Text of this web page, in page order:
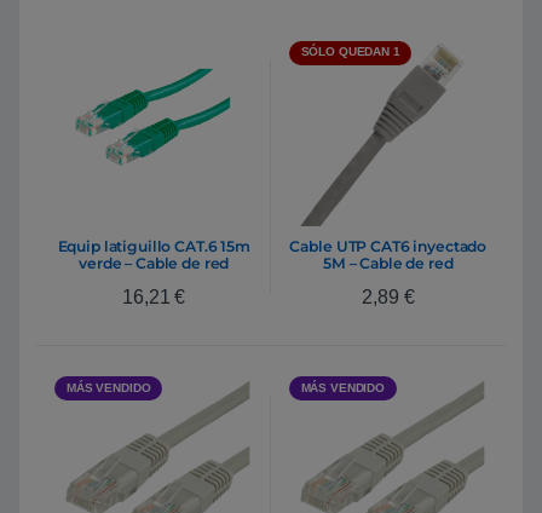
Equip latiguillo CAT.6 15m
verde – Cable de red
16,21€
SÓLO QUEDAN 1
Cable UTP CAT6 inyectado
5M – Cable de red
2,89 €
MÁS VENDIDO MÁS VENDIDO